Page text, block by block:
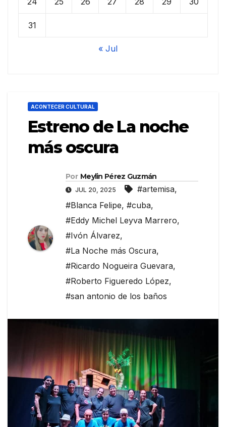
31
« Jul
ACONTECER CULTURAL
Estreno de La noche
más oscura
Por Meylin Pérez Guzmán
JUL 20, 2025 #artemisa,
#Blanca Felipe, #cuba,
#Eddy Michel Leyva Marrero,
#Ivón Álvarez,
#La Noche más Oscura,
#Ricardo Nogueira Guevara,
#Roberto Figueredo López,
#san antonio de los baños